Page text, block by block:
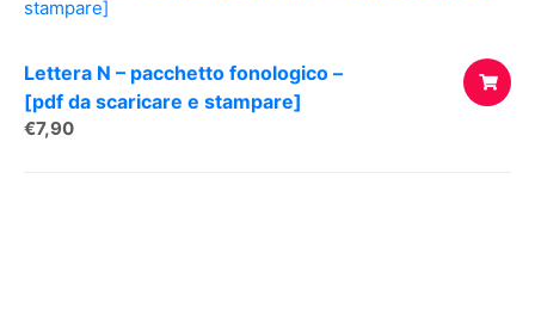
Lettera N – pacchetto fonologico –
[pdf da scaricare e stampare]
€7,90